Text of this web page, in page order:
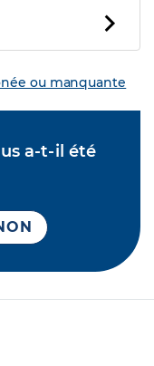
ou manquante
a-t-il été